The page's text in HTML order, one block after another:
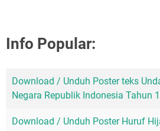
Info Popular:
Download / Unduh Poster teks
Negara Republik Indonesia Tahun
Download / Unduh Poster Huruf